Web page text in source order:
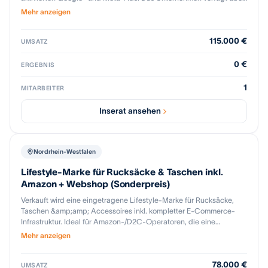
wurde bewusst schlank gehalten und bislang ohne bezahlte
einen Waren- und Maschinenbestand mit einem Verkaufspotenzial
von 401.000 EUR im Jahr 2022 wurde der Geschäftsbetrieb
zurückgefahren; der Online-Shop ist weiterhin aktiv. Unterlagen
bereitgestellt.
Mehr anzeigen
UMSATZ 115.000 €
ERGEBNIS 0 €
MITARBEITER 1
Inserat ansehen
Nordrhein-Westfalen
Lifestyle-Marke für Rucksäcke & Taschen inkl.
Amazon + Webshop (Sonderpreis)
Verkauft wird eine eingetragene Lifestyle-Marke für Rucksäcke,
Taschen &amp;amp; Accessoires inkl. kompletter E-Commerce-
Infrastruktur. Ideal für Amazon-/D2C-Operatoren, die eine
bestehende Brand reaktivieren möchten. Im Paket enthalten: •
keine Strikes), bestehende Listings/ASINs, Brand Store,
Mehr anzeigen
UMSATZ 78.000 €